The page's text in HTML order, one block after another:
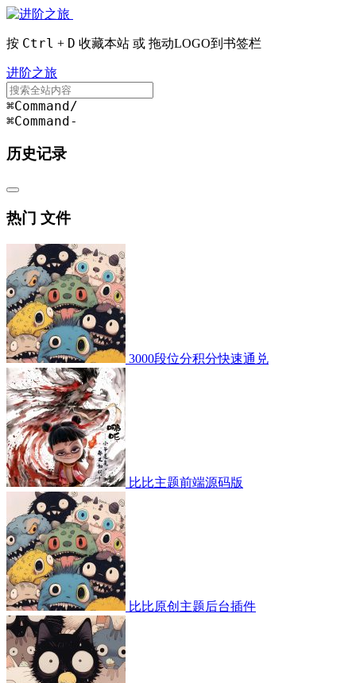
按 Ctrl + D 收藏本站 或 拖动LOGO到书签栏
进阶之旅
⌘Command/
⌘Command-
历史记录
热门 文件
3000段位分积分快速通兑
比比主题前端源码版
比比原创主题后台插件